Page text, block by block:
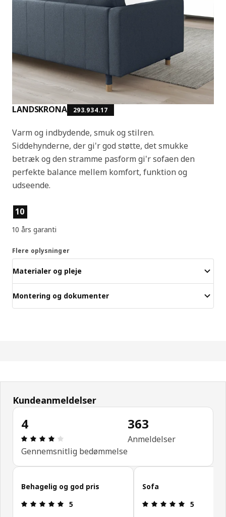
LANDSKRONA 293.934.17
Varm og indbydende, smuk og stilren.
Siddehynderne, der gi'r god støtte, det smukke
betræk og den stramme pasform gi'r sofaen den
perfekte balance mellem komfort, funktion og
udseende.
Produktfunktioner
10
10 års garanti
Flere oplysninger
Materialer og pleje
Montering og dokumenter
Kundeanmeldelser
4
Anmeldelse: 4 Ud af 5 Stjerner. Anmeldelser i alt:
Gennemsnitlig bedømmelse
363
Anmeldelser
Spring kundeanmeldelser over
Behagelig og god pris
Anmeldelse: 5 Ud af 5 Stjerner.
5
Sofa
5